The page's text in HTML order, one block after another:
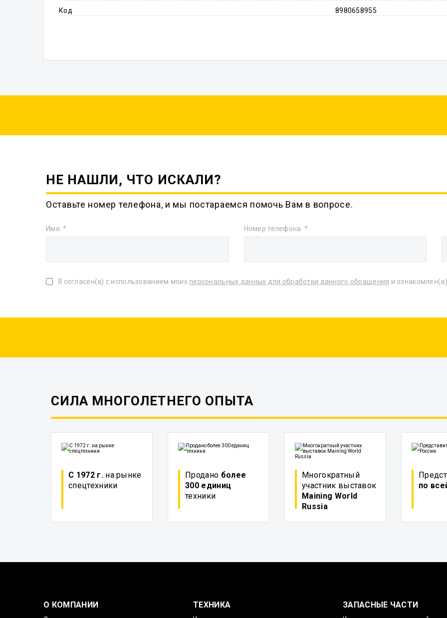
Код
8980658955
НЕ НАШЛИ, ЧТО ИСКАЛИ?
Оставьте номер телефона, и мы постараемся помочь Вам в вопросе.
Имя Номер телефона
Я согласен(а) с использованием моих персональных данных для обработки данного обращения и
СИЛА МНОГОЛЕТНЕГО ОПЫТА
С 1972 г.на рынке
спецтехники
Продано более
300 единиц
техники
Многократный
участник выставок
Maining World
Russia
по
О КОМПАНИИ ТЕХНИКА ЗАПАСНЫЕ ЧАСТИ